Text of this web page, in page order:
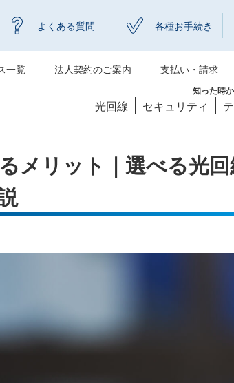
よくある質問 各種お手続き
一覧 法人契約のご案内 支払い・請求
知った時
光回線 セキュリティ
メリット｜選べる光